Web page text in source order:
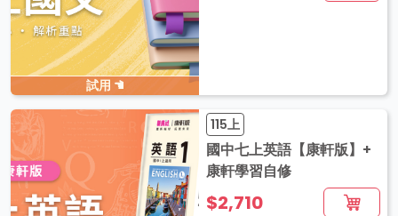
試用
115上
國中七上英語【康軒版】+
康軒學習自修
$2,710